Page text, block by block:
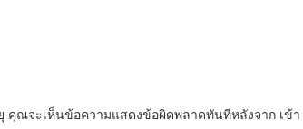
ณจะเห็นข้อความแสดงข้อผิดพลาดทันทีหลังจาก เข้า